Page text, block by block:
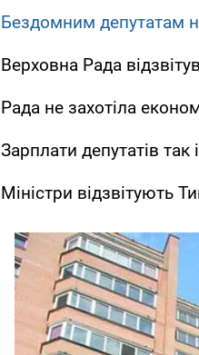
Бездомним депутатам
Верховна Рада
Рада не захотіла
Зарплати депутатів
Міністри відзвітують